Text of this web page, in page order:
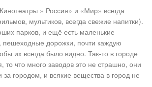
» Россия» и «Мир» всегда
мультиков, всегда свежие напитки).
парков, и ещё есть маленькие
пешеходные дорожки, почти каждую
их всегда было видно. Так-то в городе
то что много заводов это не страшно, они
за городом, и всякие вещества в город не